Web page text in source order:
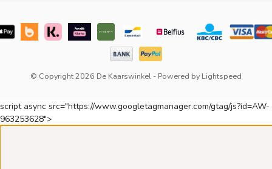
© Copyright 2026 De Kaarswinkel - Powered by Lightspeed
script async src="https://www.googletagmanager.com/gtag/js?id=AW-
963253628">